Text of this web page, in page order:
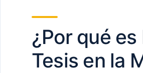
¿Por qué
Tesis en la